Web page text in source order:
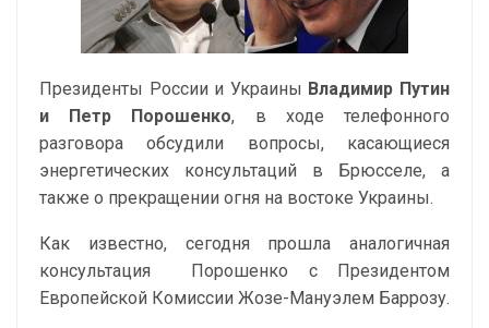
Президенты России и Украины Владимир Путин
и Петр Порошенко, в ходе телефонного
разговора обсудили вопросы, касающиеся
энергетических консультаций в Брюсселе, а
также о прекращении огня на востоке Украины.
Как известно, сегодня прошла аналогичная
консультация Порошенко с Президентом
Европейской Комиссии Жозе-Мануэлем Баррозу.